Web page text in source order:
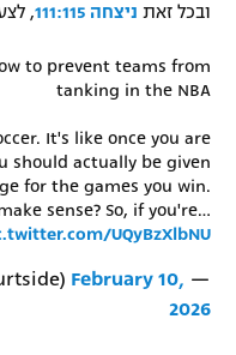
המגזין
ובכל זאת ניצחה 111:115 ,
to prevent teams from
tanking in the NBA
It's like once you are
should actually be given
for the games you win.
sense? So, if you're…
UQyBzXlbNU
— NBA Courtside (@NBA__Courtside)
February 10,
2026